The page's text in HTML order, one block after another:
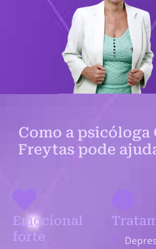
Como a psicóloga
Freytas pode
Emocional
forte